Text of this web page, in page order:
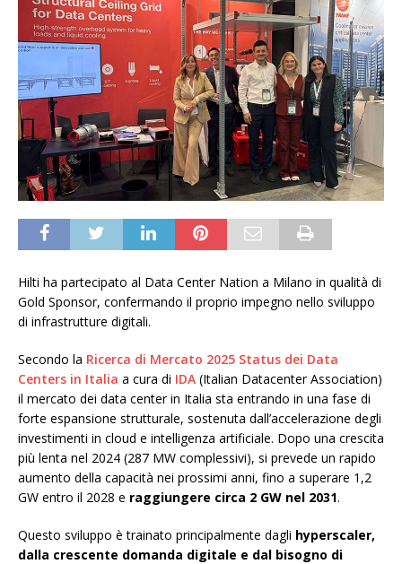
Hilti ha partecipato al Data Center Nation a Milano in qualità di
Gold Sponsor, confermando il proprio impegno nello sviluppo
di infrastrutture digitali.
Secondo la Ricerca di Mercato 2025 Status dei Data
Centers in Italia a cura di IDA (Italian Datacenter Association)
il mercato dei data center in Italia sta entrando in una fase di
forte espansione strutturale, sostenuta dall’accelerazione degli
investimenti in cloud e intelligenza artificiale. Dopo una crescita
più lenta nel 2024 (287 MW complessivi), si prevede un rapido
aumento della capacità nei prossimi anni, fino a superare 1,2
GW entro il 2028 e raggiungere circa 2 GW nel 2031.
Questo sviluppo è trainato principalmente dagli hyperscaler,
dalla crescente domanda digitale e dal bisogno di